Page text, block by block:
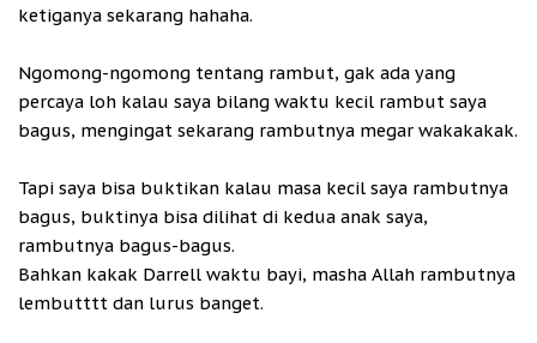
ketiganya sekarang hahaha.
Ngomong-ngomong tentang rambut, gak ada yang
percaya loh kalau saya bilang waktu kecil rambut saya
bagus, mengingat sekarang rambutnya megar wakakakak.
Tapi saya bisa buktikan kalau masa kecil saya rambutnya
bagus, buktinya bisa dilihat di kedua anak saya,
rambutnya bagus-bagus.
Bahkan kakak Darrell waktu bayi, masha Allah rambutnya
lembutttt dan lurus banget.